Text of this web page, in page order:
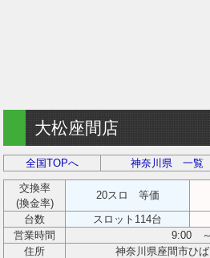
大松座間店
全国TOPへ 神奈川県 一覧
交換率
(換金率)
20スロ 等価
台数
スロット114台
営業時間
9:00
住所
神奈川県座間市ひ